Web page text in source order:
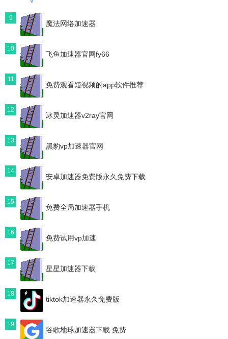
9
魔法网络加速器
10
飞鱼加速器官网fy66
11
免费观看短视频的app软件推荐
12
冰灵加速器v2ray官网
13
黑豹vp加速器官网
14
安卓加速器免费版永久免费下载
15
免费全局加速器手机
16
免费试用vp加速
17
星星加速器下载
18
tiktok加速器永久免费版
19
谷歌地球加速器下载 免费